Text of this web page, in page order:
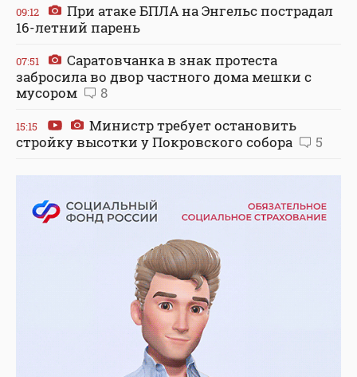
09:12
При атаке БПЛА на Энгельс пострадал
16-летний парень
07:51
Саратовчанка в знак протеста
забросила во двор частного дома мешки с
мусором
8
15:15
Министр требует остановить
стройку высотки у Покровского собора
5